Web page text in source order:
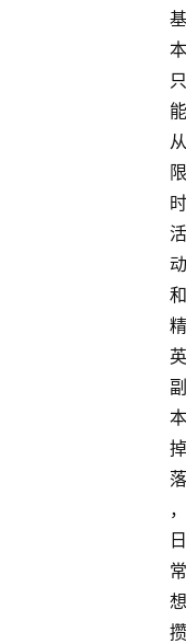
基
本
只
能
从
限
时
活
动
和
精
英
副
本
掉
落
，
日
常
想
攒